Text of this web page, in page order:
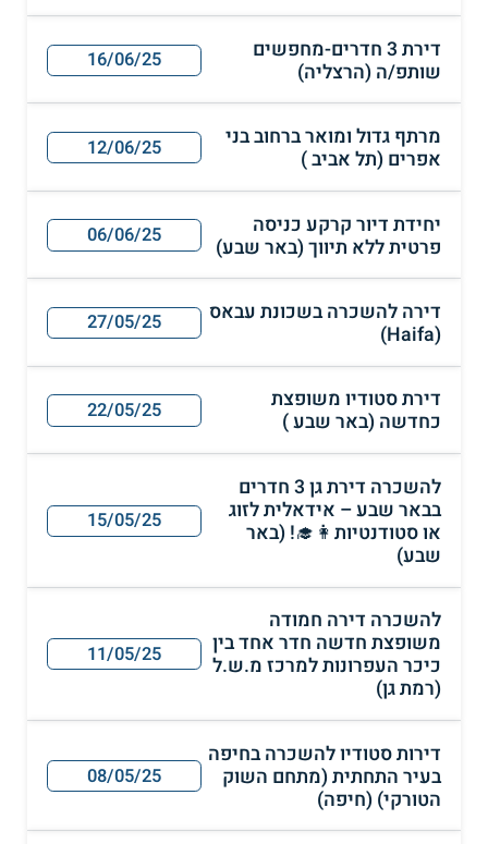
דירת 3 חדרים-מחפשים
שותפ/ה (הרצליה)
16/06/25
מרתף גדול ומואר ברחוב בני
אפרים (תל אביב )
12/06/25
יחידת דיור קרקע כניסה
פרטית ללא תיווך (באר שבע)
06/06/25
דירה להשכרה בשכונת עבאס
(Haifa)
27/05/25
דירת סטודיו משופצת
כחדשה (באר שבע )
22/05/25
להשכרה דירת גן 3 חדרים
בבאר שבע – אידאלית לזוג
או סטודנטיות👩‍🎓! (באר
שבע)
15/05/25
להשכרה דירה חמודה
משופצת חדשה חדר אחד בין
כיכר העפרונות למרכז מ.ש.ל
(רמת גן)
11/05/25
דירות סטודיו להשכרה בחיפה
בעיר התחתית (מתחם השוק
הטורקי) (חיפה)
08/05/25